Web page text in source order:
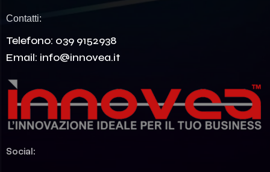
Contatti:
Telefono: 039 9152938
Email: info@innovea.it
Social: